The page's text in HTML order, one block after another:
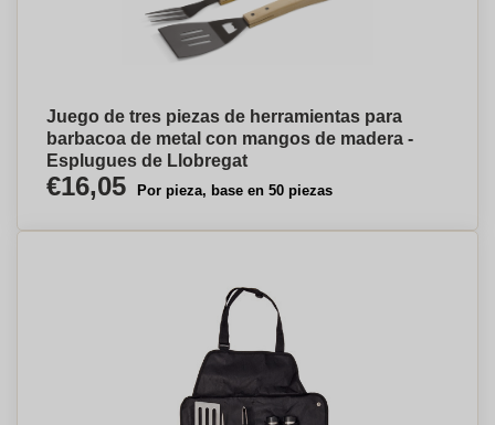
Juego de tres piezas de herramientas para
barbacoa de metal con mangos de madera -
Esplugues de Llobregat
€16,05 Por pieza, base en 50 piezas